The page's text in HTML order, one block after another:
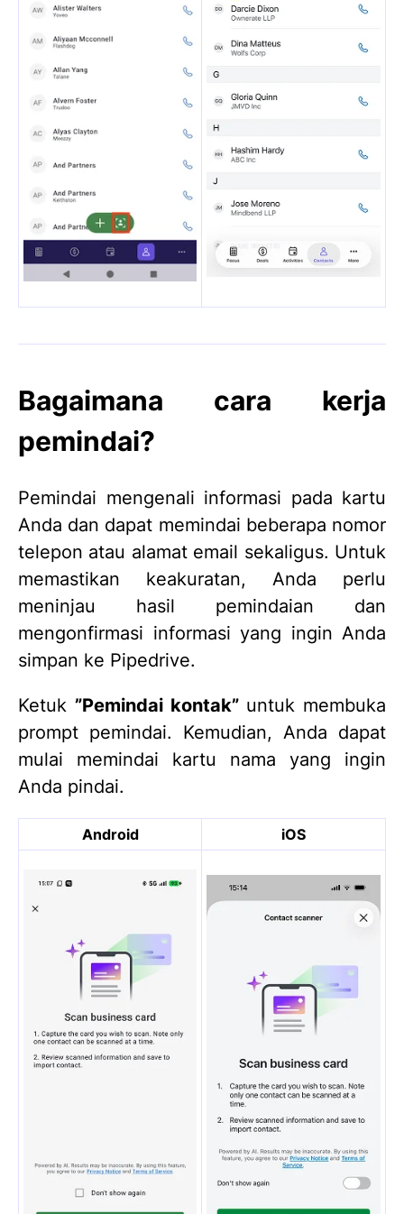
Bagaimana cara kerja
pemindai?
Pemindai mengenali informasi pada kartu
Anda dan dapat memindai beberapa nomor
telepon atau alamat email sekaligus. Untuk
memastikan keakuratan, Anda perlu
meninjau hasil pemindaian dan
mengonfirmasi informasi yang ingin Anda
simpan ke Pipedrive.
Ketuk ”Pemindai kontak”untuk membuka
prompt pemindai. Kemudian, Anda dapat
mulai memindai kartu nama yang ingin
Anda pindai.
Android iOS